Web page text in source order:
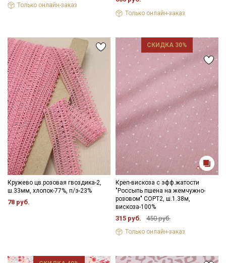
Только онлайн-заказ
Только онлайн-заказ
Кружево цв.розовая гвоздика-2,
ш.33мм, хлопок-77%, п/э-23%
78 руб.
СКИДКА 30%
Креп-вискоза с эфф.жатости
"Россыпь пшена на жемчужно-
розовом" СОРТ2, ш.1.38м,
вискоза-100%
315 руб. 450 руб.
Только онлайн-заказ